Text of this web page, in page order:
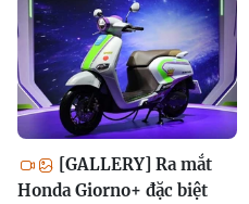
[GALLERY] Ra mắt
Honda Giorno+ đặc biệt